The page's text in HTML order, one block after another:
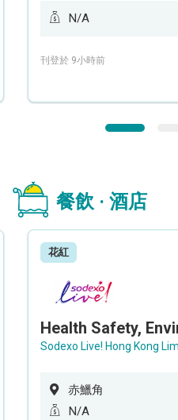
N/A
刊登於 9小時前
餐飲 · 酒店
花紅
Sodexo Live! Hong Kong
赤鱲角
N/A